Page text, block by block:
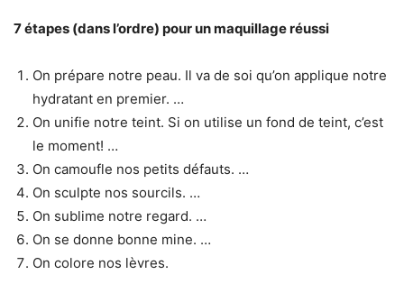
7étapes (dans l’ordre) pour unmaquillageréussi
On prépare notre peau. Il va de soi qu’on applique notre
hydratant en premier. …
On unifie notre teint. Si on utilise un fond de teint, c’est
le moment! …
On camoufle nos petits défauts. …
On sculpte nos sourcils. …
On sublime notre regard. …
On se donne bonne mine. …
On colore nos lèvres.